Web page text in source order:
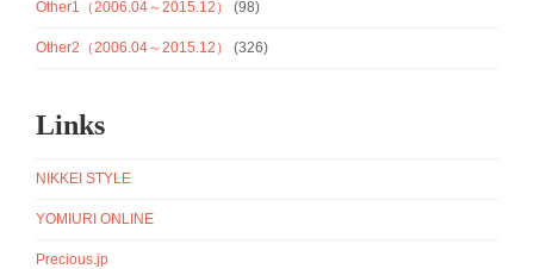
Other1（2006.04～2015.12） (98)
Other2（2006.04～2015.12） (326)
Links
NIKKEI STYLE
YOMIURI ONLINE
Precious.jp